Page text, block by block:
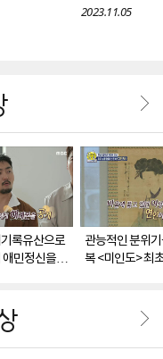
2023.11.05
록유산으로
민정신을 담
관능적인 분위
복 <미인도> 최